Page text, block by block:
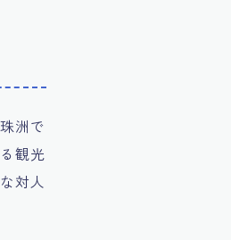
洲で
観光
対人